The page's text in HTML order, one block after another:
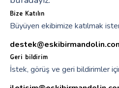
Bize Katılın
Büyüyen ekibimize katılmak
Geri bildirim
İstek, görüş ve geri bildirimler